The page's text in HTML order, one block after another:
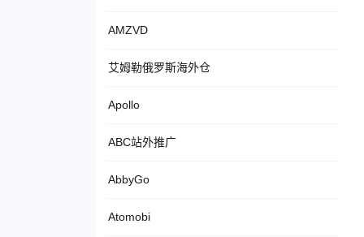
AMZVD
艾姆勒俄罗斯海外仓
Apollo
ABC站外推广
AbbyGo
Atomobi